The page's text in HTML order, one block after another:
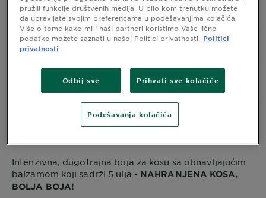
ISPROBAJTE
Prikaži Slične Nijanse
Garnier Color Naturals 7.1
Intenzivna, dugotrajna boja za kosu sa obnavljajućim
balzamom koji sadržI 5 ulja - NAHRANJENA KOSA,
BOLJA BOJA!
pružili funkcije društvenih medija. U bilo kom trenutku možete
da upravljate svojim preferencama u podešavanjima kolačića.
Više o tome kako mi i naši partneri koristimo Vaše lične
podatke možete saznati u našoj Politici privatnosti.
Politici
privatnosti
Odbij sve Prihvati sve kolačiće
Podešavanja kolačića